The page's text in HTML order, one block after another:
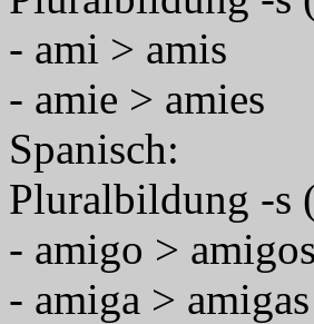
- ami > amis
- amie > amies
Spanisch:
Pluralbildung -s
- amigo > amigos
- amiga > amigas